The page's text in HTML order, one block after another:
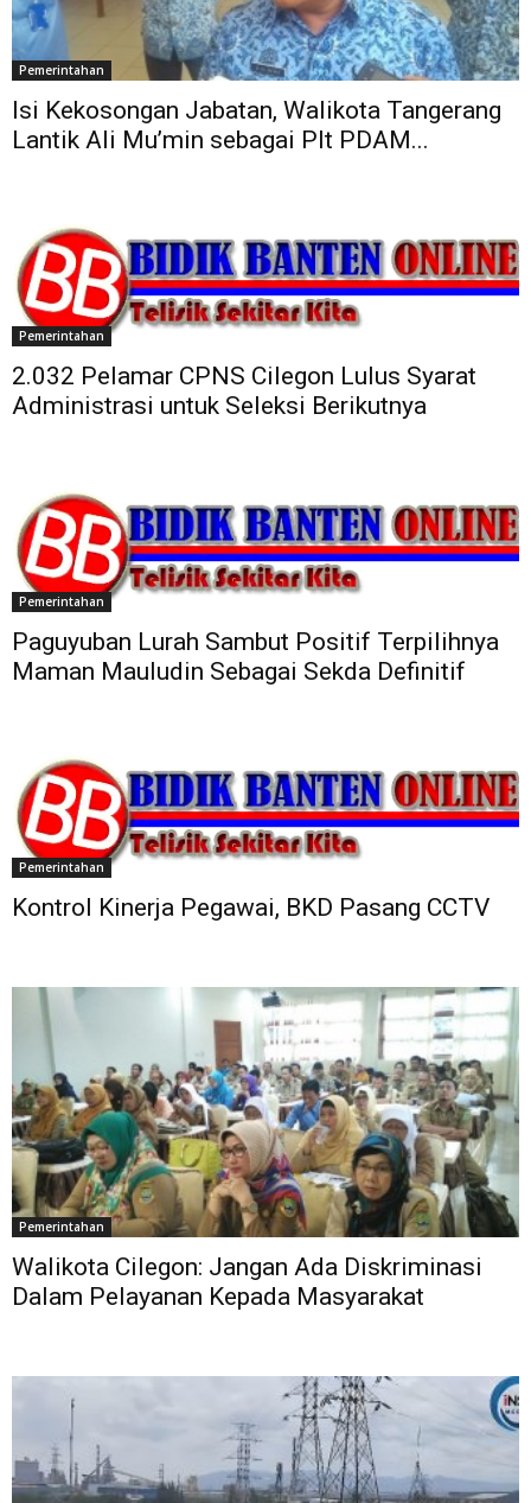
Pemerintahan
Isi Kekosongan Jabatan, Walikota Tangerang
Lantik Ali Mu’min sebagai Plt PDAM...
Pemerintahan
2.032 Pelamar CPNS Cilegon Lulus Syarat
Administrasi untuk Seleksi Berikutnya
Pemerintahan
Paguyuban Lurah Sambut Positif Terpilihnya
Maman Mauludin Sebagai Sekda Definitif
Pemerintahan
Kontrol Kinerja Pegawai, BKD Pasang CCTV
Pemerintahan
Walikota Cilegon: Jangan Ada Diskriminasi
Dalam Pelayanan Kepada Masyarakat